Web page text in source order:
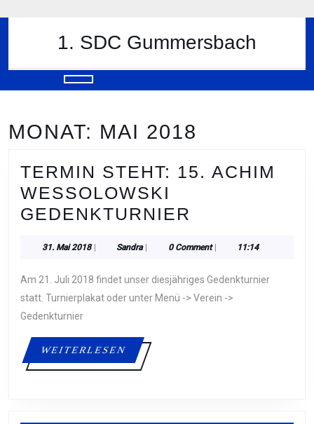
to
1. SDC Gummersbach
Button
MONAT: MAI 2018
TERMIN STEHT: 15. ACHIM
WESSOLOWSKI
GEDENKTURNIER
15.
ACHIM
31. Mai 201831.
SandraSandra 0 Comment 11:14
Am 21. Juli 2018 findet unser diesjähriges Gedenkturnier
statt. Turnierplakat oder unter Menü -> Verein ->
Gedenkturnier
WEITERLESENWEITERLESEN